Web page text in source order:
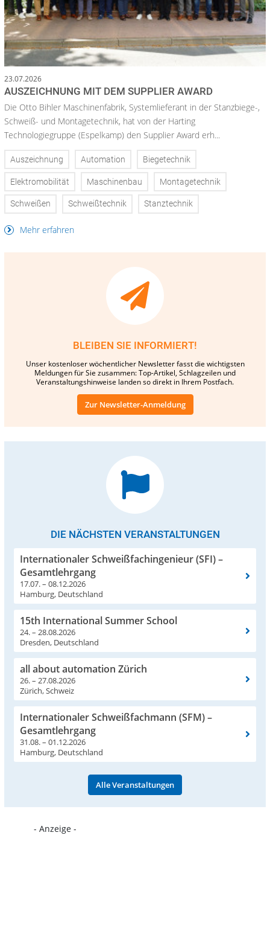
23.07.2026
AUSZEICHNUNG MIT DEM SUPPLIER AWARD
Die Otto Bihler Maschinenfabrik, Systemlieferant in der Stanzbiege-,
Schweiß- und Montagetechnik, hat von der Harting
Technologiegruppe (Espelkamp) den Supplier Award erh...
Auszeichnung Automation Biegetechnik
Elektromobilität Maschinenbau Montagetechnik
Schweißen Schweißtechnik Stanztechnik
Mehr erfahren
BLEIBEN SIE INFORMIERT!
Unser kostenloser wöchentlicher Newsletter fasst die wichtigsten
Meldungen für Sie zusammen: Top-Artikel, Schlagzeilen und
Veranstaltungshinweise landen so direkt in Ihrem Postfach.
Zur Newsletter-Anmeldung
DIE NÄCHSTEN VERANSTALTUNGEN
Internationaler Schweißfachingenieur (SFI) –
Gesamtlehrgang
17.07. – 08.12.2026
Hamburg, Deutschland
15th International Summer School
24. – 28.08.2026
Dresden, Deutschland
all about automation Zürich
26. – 27.08.2026
Zürich, Schweiz
Internationaler Schweißfachmann (SFM) –
Gesamtlehrgang
31.08. – 01.12.2026
Hamburg, Deutschland
Alle Veranstaltungen
- Anzeige -